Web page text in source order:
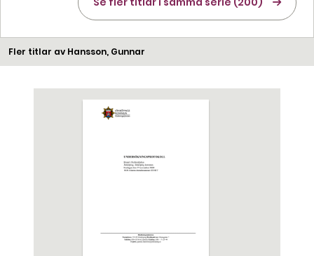
Fler titlar av Hansson, Gunnar